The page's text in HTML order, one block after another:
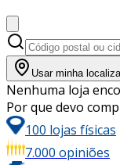
Usar minha
Nenhuma loja
Por que devo
100 lojas físicas
7.000 opiniões